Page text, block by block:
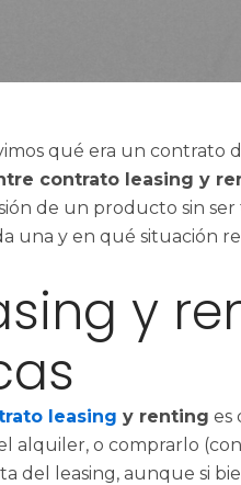
qué era un contrato
contrato leasing y
de un producto sin
una y en qué situación
y
leasing y renting es
alquiler, o comprarlo
del leasing, aunque si